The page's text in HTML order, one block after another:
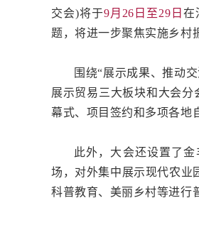
交会)将于9月26日至29日 在
题，将进一步聚焦实施乡村
围绕“展示成果、推动
展示贸易三大板块和大会分
幕式、项目签约和多项各地
此外，大会还设置了
场，对外集中展示现代农业
科普教育、美丽乡村等进行